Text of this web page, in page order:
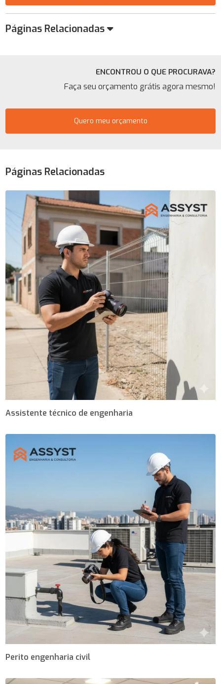
Páginas Relacionadas
ENCONTROU O QUE PROCURAVA?
Faça seu orçamento grátis agora mesmo!
Quero meu orçamento
Páginas Relacionadas
Assistente técnico de engenharia
Perito engenharia civil